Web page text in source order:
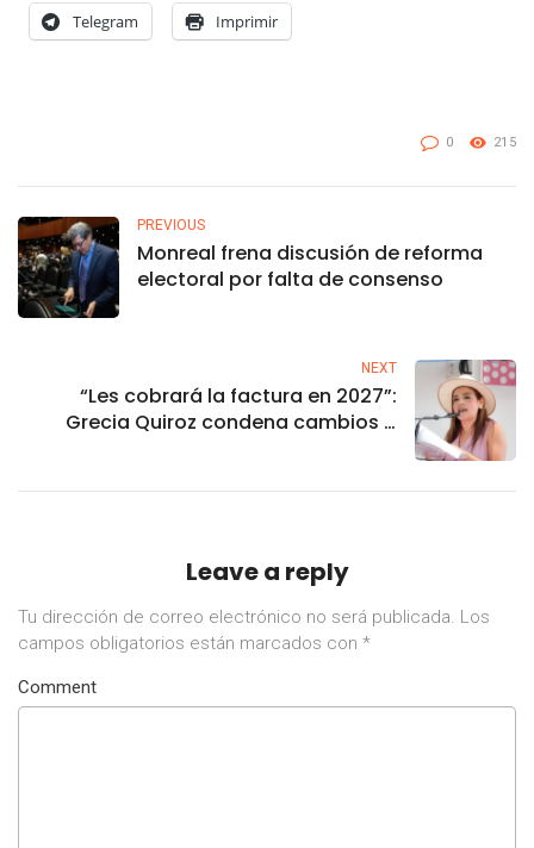
Telegram Imprimir
0 215
PREVIOUS
Monreal frena discusión de reforma
electoral por falta de consenso
NEXT
“Les cobrará la factura en 2027”:
Grecia Quiroz condena cambios a
Leave a reply
Tu dirección de correo electrónico no será publicada. Los
campos obligatorios están marcados con *
Comment